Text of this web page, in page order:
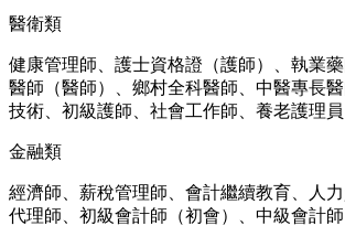
醫衛類
健康管理師、護士資格證（護師）、執業
醫師（醫師）、鄉村全科醫師、中醫專長
技術、初級護師、社會工作師、養老護理員
金融類
經濟師、薪稅管理師、會計繼續教育、人
代理師、初級會計師（初會）、中級會計